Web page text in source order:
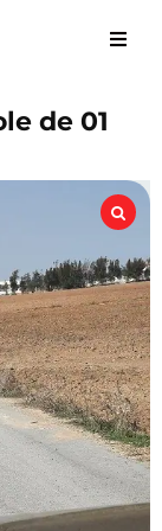
de 01